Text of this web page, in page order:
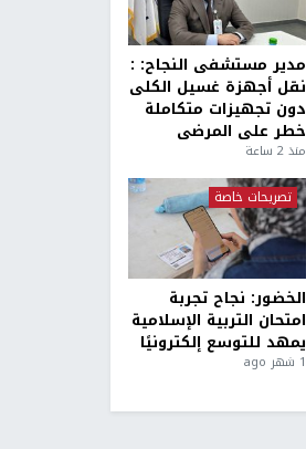
مدير مستشفى النجاح: :
نقل أجهزة غسيل الكلى
دون تجهيزات متكاملة
خطر على المرضى
منذ 2 ساعة
تصريحات خاصة
الخضور: نجاح تجربة
امتحان التربية الإسلامية
يمهد للتوسع إلكترونيًا
1 شهر ago